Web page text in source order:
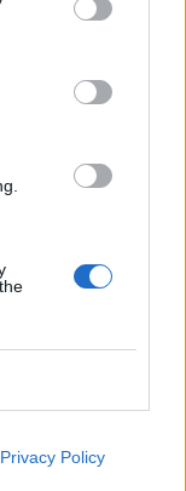
Privacy Policy
romániai
érkezett
a nyár?
a
lett a szűk
úti vitából